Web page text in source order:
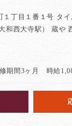
１丁目１番１号 タ
和西大寺駅） 蔵や
期間3ヶ月 時給